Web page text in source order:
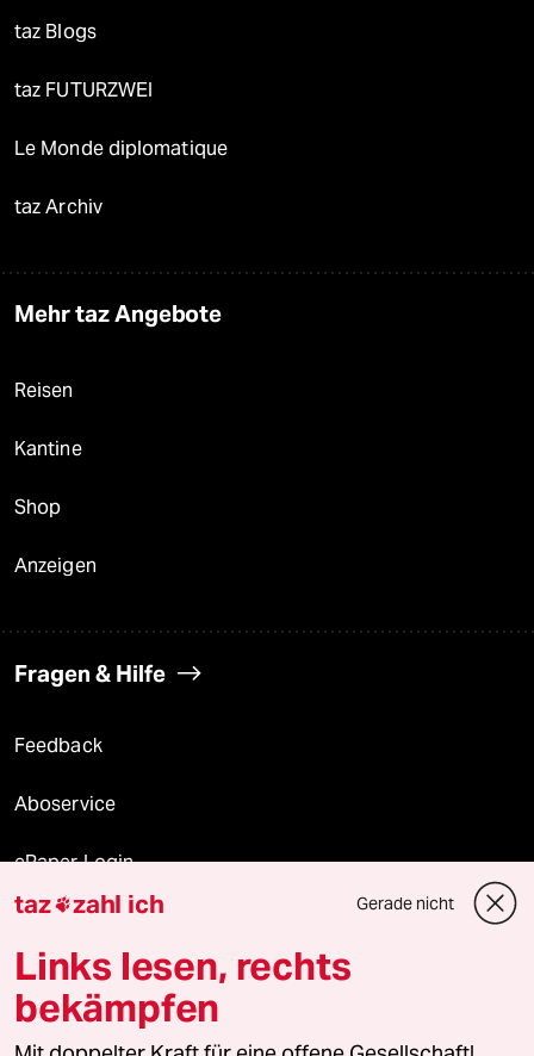
taz Blogs
taz FUTURZWEI
Le Monde diplomatique
taz Archiv
Mehr taz Angebote
Reisen
Kantine
Shop
Anzeigen
Fragen & Hilfe
Feedback
Aboservice
ePaper Login
Downloads für Abonnierende
© 2026 taz Verlags und Vertriebs GmbH
Alle Rechte vorbehalten. Bei rechtlichen Fragen oder für Genehmigungen
taz zahl ich Gerade nicht
Links lesen, rechts
bekämpfen